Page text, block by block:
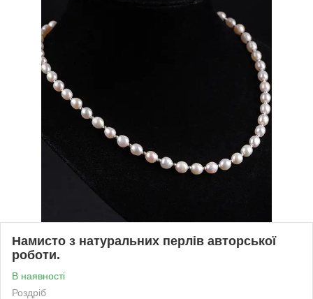
Намисто з натуральних перлів авторської
роботи.
В наявності
Роздріб